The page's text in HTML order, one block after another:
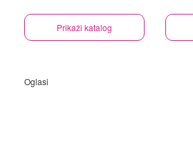
Prikaži katalog
Oglasi